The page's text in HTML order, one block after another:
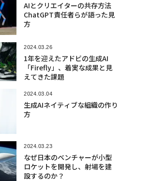
AIとクリエイターの共存方法
ChatGPT責任者らが語った見
方
2024.03.26
1年を迎えたアドビの生成AI
「Firefly」、着実な成果と見
えてきた課題
2024.03.04
生成AIネイティブな組織の作り
方
2024.03.23
なぜ日本のベンチャーが小型
ロケットを開発し、射場を建
設するのか？